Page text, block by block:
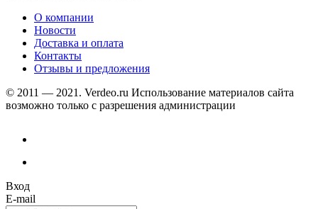
О компании
Новости
Доставка и оплата
Контакты
Отзывы и предложения
© 2011 — 2021. Verdeo.ru Использование материалов сайта
возможно только с разрешения администрации
Вход
E-mail